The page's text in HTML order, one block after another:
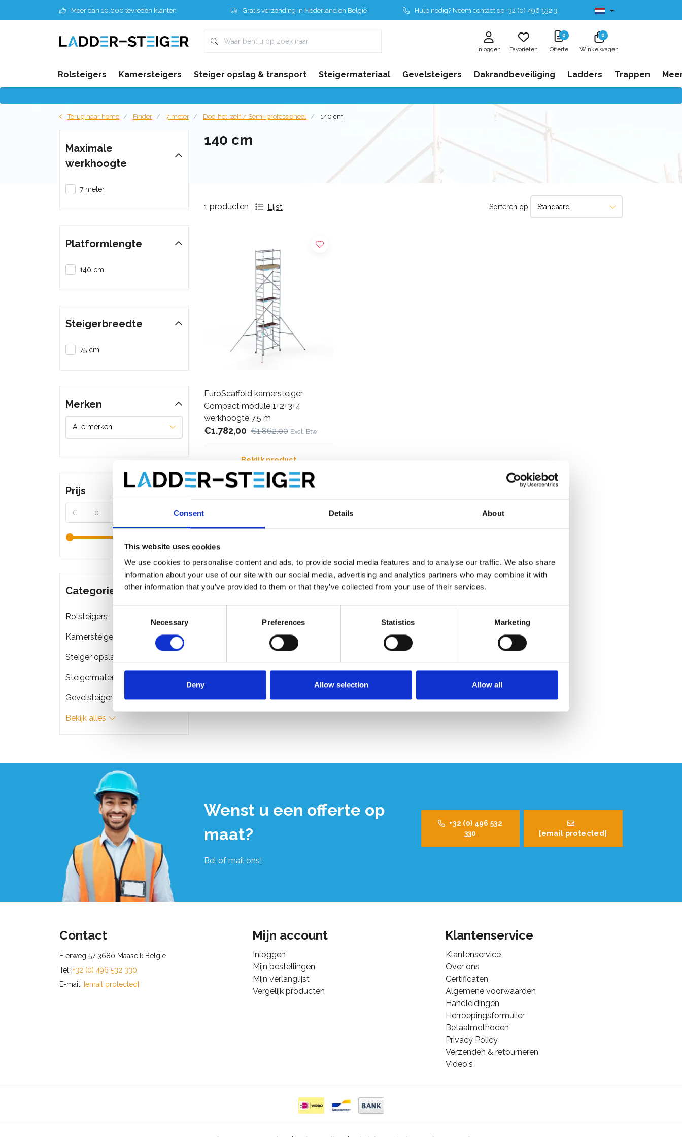
Consent Details About
This website uses cookies
We use cookies to personalise content and ads, to provide social media features and to analyse our traffic. We also share
information about your use of our site with our social media, advertising and analytics partners who may combine it with
other information that you’ve provided to them or that they’ve collected from your use of their services.
Necessary Preferences Statistics Marketing
Deny Allow selection Allow all
Meer dan 10.000 tevreden klanten Gratis verzending in Nederland en België Hulp nodig? Neem contact op +32 (0) 496 532 330 Leverbaar uit voorraad
Inloggen Favorieten
0
Offerte
0
Winkelwagen
Rolsteigers Kamersteigers Steiger opslag & transport Steigermateriaal Gevelsteigers Dakrandbeveiliging Ladders Trappen
Terug naar home Finder 7 meter Doe-het-zelf / Semi-professioneel 140 cm
140 cm
1 producten Lijst Sorteren op
EuroScaffold kamersteiger
Compact module 1+2+3+4
werkhoogte 7,5 m
€1.782,00 €1.862,00 Excl. Btw
Bekijk product
Maximale
werkhoogte
7 meter
Platformlengte
140 cm
Steigerbreedte
75 cm
Merken
Prijs
€
Categorieën
Rolsteigers
Kamersteigers
Steiger opslag & transport
Steigermateriaal
Gevelsteigers
Bekijk alles
Wenst u een offerte op
maat?
Bel of mail ons!
+32 (0) 496 532
330
[email protected]
Contact
Elerweg 57 3680 Maaseik België
Tel: +32 (0) 496 532 330
E-mail: [email protected]
Mijn account
Inloggen
Mijn bestellingen
Mijn verlanglijst
Vergelijk producten
Klantenservice
Klantenservice
Over ons
Certificaten
Algemene voorwaarden
Handleidingen
Herroepingsformulier
Betaalmethoden
Privacy Policy
Verzenden & retourneren
Video's